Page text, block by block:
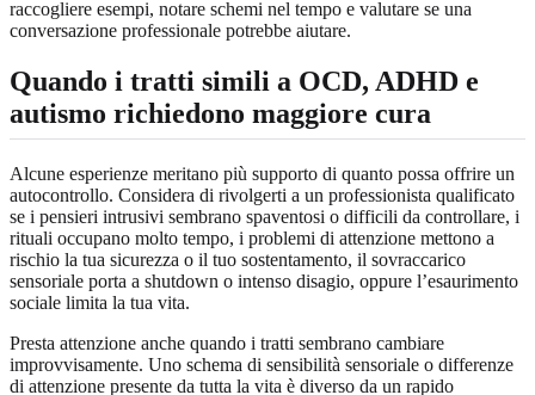
raccogliere esempi, notare schemi nel tempo e valutare se una
conversazione professionale potrebbe aiutare.
Quando i tratti simili a OCD, ADHD e
autismo richiedono maggiore cura
Alcune esperienze meritano più supporto di quanto possa offrire un
autocontrollo. Considera di rivolgerti a un professionista qualificato
se i pensieri intrusivi sembrano spaventosi o difficili da controllare, i
rituali occupano molto tempo, i problemi di attenzione mettono a
rischio la tua sicurezza o il tuo sostentamento, il sovraccarico
sensoriale porta a shutdown o intenso disagio, oppure l’esaurimento
sociale limita la tua vita.
Presta attenzione anche quando i tratti sembrano cambiare
improvvisamente. Uno schema di sensibilità sensoriale o differenze
di attenzione presente da tutta la vita è diverso da un rapido